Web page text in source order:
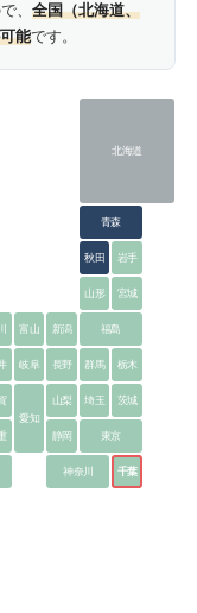
、全国（北海道、
能です。
北海道
青森
秋田 岩手
山形 宮城
富山 新潟 福島
岐阜 長野 群馬 栃木
愛知
山梨 埼玉 茨城
東京
静岡
神奈川 千葉